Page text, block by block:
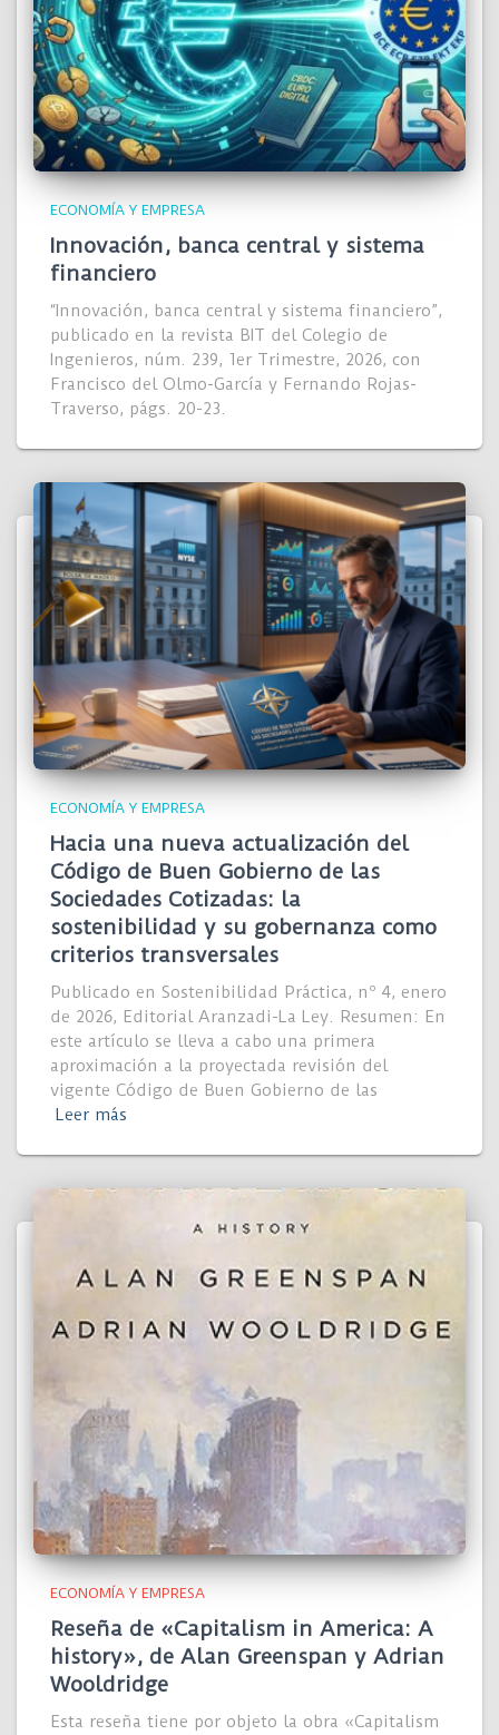
ECONOMÍA Y EMPRESA
Innovación, banca central y sistema
financiero
“Innovación, banca central y sistema financiero”,
publicado en la revista BIT del Colegio de
Ingenieros, núm. 239, 1er Trimestre, 2026, con
Francisco del Olmo-García y Fernando Rojas-
Traverso, págs. 20-23.
ECONOMÍA Y EMPRESA
Hacia una nueva actualización del
Código de Buen Gobierno de las
Sociedades Cotizadas: la
sostenibilidad y su gobernanza como
criterios transversales
Publicado en Sostenibilidad Práctica, nº 4, enero
de 2026, Editorial Aranzadi-La Ley. Resumen: En
este artículo se lleva a cabo una primera
aproximación a la proyectada revisión del
vigente Código de Buen Gobierno de las
Leer más
ECONOMÍA Y EMPRESA
Reseña de «Capitalism in America: A
history», de Alan Greenspan y Adrian
Wooldridge
Esta reseña tiene por objeto la obra «Capitalism